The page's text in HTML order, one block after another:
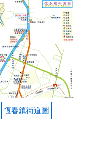
選，一點都不馬虎。
感和刷毛都讓人用起
非常好用，冰箱裏的
非酒精的品項，以後
from google
恆春鎮街道圖